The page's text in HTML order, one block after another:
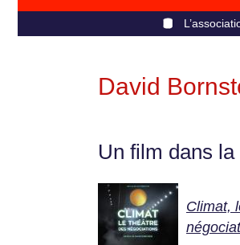
David
Un film dans la
Climat,